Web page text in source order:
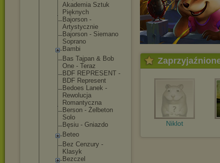
Akademia Sztuk
Pięknych
Bajorson -
Artystycznie
Bajorson - Siemano
Soprano
Bambi
Bas Tajpan & Bob
One - Teraz
BDF REPRESENT -
BDF Represent
Bedoes Lanek -
Rewolucja
Romantyczna
Berson - Żelbeton
Solo
Bęsiu - Gniazdo
Beteo
Bez Cenzury -
Klasyk
Bezczel
Niklot